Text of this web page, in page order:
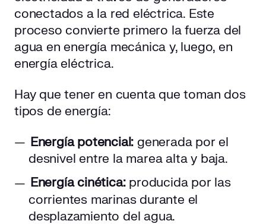
conectados a la red eléctrica. Este
proceso convierte primero la fuerza del
agua en energía mecánica y, luego, en
energía eléctrica.
Hay que tener en cuenta que toman dos
tipos de energía:
Energía potencial: generada por el
desnivel entre la marea alta y baja.
Energía cinética:producida por las
corrientes marinas durante el
desplazamiento del agua.